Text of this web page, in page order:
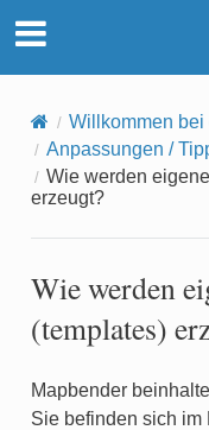
Willkommen bei
Anpassungen /
Wie werden
erzeugt?
Wie werden
(templates)
Mapbender
Sie befinden sich im